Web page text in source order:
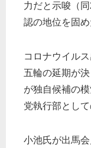
力だと示唆（
認の地位を固め
コロナウイル
五輪の延期が
が独自候補の
党執行部とし
小池氏が出馬